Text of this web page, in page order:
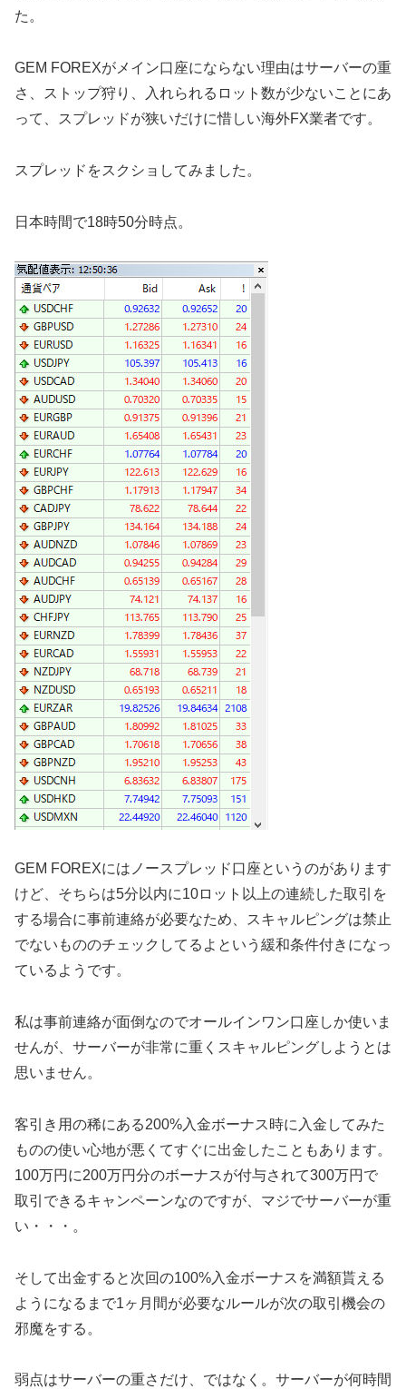
た。
GEM FOREXがメイン口座にならない理由はサーバーの重
さ、ストップ狩り、入れられるロット数が少ないことにあ
って、スプレッドが狭いだけに惜しい海外FX業者です。
スプレッドをスクショしてみました。
日本時間で18時50分時点。
GEM FOREXにはノースプレッド口座というのがあります
けど、そちらは5分以内に10ロット以上の連続した取引を
する場合に事前連絡が必要なため、スキャルピングは禁止
でないもののチェックしてるよという緩和条件付きになっ
ているようです。
私は事前連絡が面倒なのでオールインワン口座しか使いま
せんが、サーバーが非常に重くスキャルピングしようとは
思いません。
客引き用の稀にある200%入金ボーナス時に入金してみた
ものの使い心地が悪くてすぐに出金したこともあります。
100万円に200万円分のボーナスが付与されて300万円で
取引できるキャンペーンなのですが、マジでサーバーが重
い・・・。
そして出金すると次回の100%入金ボーナスを満額貰える
ようになるまで1ヶ月間が必要なルールが次の取引機会の
邪魔をする。
弱点はサーバーの重さだけ、ではなく。サーバーが何時間